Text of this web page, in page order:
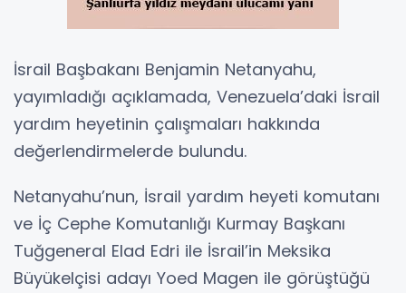
İsrail Başbakanı Benjamin Netanyahu,
yayımladığı açıklamada, Venezuela’daki İsrail
yardım heyetinin çalışmaları hakkında
değerlendirmelerde bulundu.
Netanyahu’nun, İsrail yardım heyeti komutanı
ve İç Cephe Komutanlığı Kurmay Başkanı
Tuğgeneral Elad Edri ile İsrail’in Meksika
Büyükelçisi adayı Yoed Magen ile görüştüğü